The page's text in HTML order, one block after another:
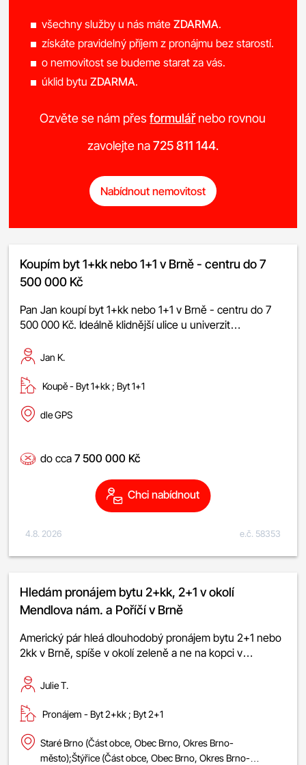
všechny služby u nás máteZDARMA.
získáte pravidelný příjem z pronájmu bez starostí.
o nemovitost se budeme starat za vás.
úklid bytuZDARMA.
Ozvěte se nám přesformulářnebo rovnou
zavolejte na725 811 144.
Nabídnout nemovitost
Koupím byt 1+kk nebo 1+1 v Brně - centru do 7
500 000 Kč
Pan Jan koupí byt 1+kk nebo 1+1 v Brně - centru do 7
500 000 Kč. Ideálně klidnější ulice u univerzit…
Jan K.
Koupě - byt 1+kk ; byt 1+1
dle GPS
do cca7 500 000 Kč
Chci nabídnout
4.8. 2026 e.č. 58353
Hledám pronájem bytu 2+kk, 2+1 v okolí
Mendlova nám. a Poříčí v Brně
Americký pár hleá dlouhodobý pronájem bytu 2+1 nebo
2kk v Brně, spíše v okolí zeleně a ne na kopci v…
Julie T.
Pronájem - byt 2+kk ; byt 2+1
Staré Brno (Část obce, Obec Brno, Okres Brno-
město);Štýřice (Část obce, Obec Brno, Okres Brno-